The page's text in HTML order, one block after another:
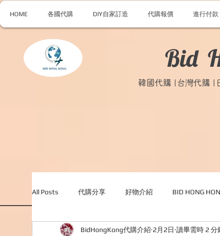
HOME 各國代購 DIY自家訂造 代購報價 進行付款
Bid
韓國代購 |台灣代購 |
All Posts 代購分享 好物介紹 BID HONG
外國購物網站介紹 ABOUT ME ABOUT
BidHongKong代購介紹 2月2日 讀畢需時 2 分